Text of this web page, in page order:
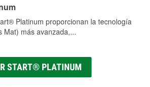
Platinum proporcionan la tecnología
Mat) más avanzada,...
START® PLATINUM